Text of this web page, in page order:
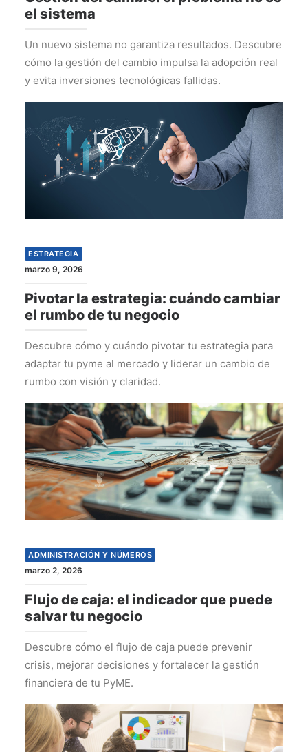
el sistema
Un nuevo sistema no garantiza resultados. Descubre
cómo la gestión del cambio impulsa la adopción real
y evita inversiones tecnológicas fallidas.
ESTRATEGIA
marzo 9, 2026
Pivotar la estrategia: cuándo cambiar
el rumbo de tu negocio
Descubre cómo y cuándo pivotar tu estrategia para
adaptar tu pyme al mercado y liderar un cambio de
rumbo con visión y claridad.
ADMINISTRACIÓN Y NÚMEROS
marzo 2, 2026
Flujo de caja: el indicador que puede
salvar tu negocio
Descubre cómo el flujo de caja puede prevenir
crisis, mejorar decisiones y fortalecer la gestión
financiera de tu PyME.